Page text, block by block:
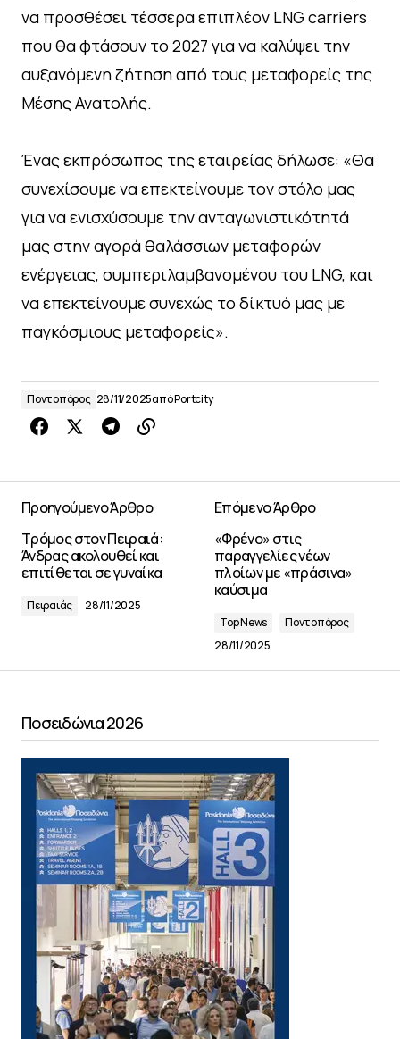
να προσθέσει τέσσερα επιπλέον LNG carriers
που θα φτάσουν το 2027 για να καλύψει την
αυξανόμενη ζήτηση από τους μεταφορείς της
Μέσης Ανατολής.
Ένας εκπρόσωπος της εταιρείας δήλωσε: «Θα
συνεχίσουμε να επεκτείνουμε τον στόλο μας
για να ενισχύσουμε την ανταγωνιστικότητά
μας στην αγορά θαλάσσιων μεταφορών
ενέργειας, συμπεριλαμβανομένου του LNG, και
να επεκτείνουμε συνεχώς το δίκτυό μας με
παγκόσμιους μεταφορείς».
Ποντοπόρος 28/11/2025απόPortcity
Προηγούμενο Άρθρο
Τρόμος στον Πειραιά:
Άνδρας ακολουθεί και
επιτίθεται σε γυναίκα
Πειραιάς 28/11/2025
Επόμενο Άρθρο
«Φρένο» στις
παραγγελίες νέων
πλοίων με «πράσινα»
καύσιμα
Top News
Ποντοπόρος
28/11/2025
Ποσειδώνια 2026